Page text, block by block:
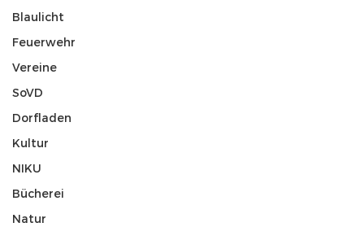
Blaulicht
Feuerwehr
Vereine
SoVD
Dorfladen
Kultur
NIKU
Bücherei
Natur